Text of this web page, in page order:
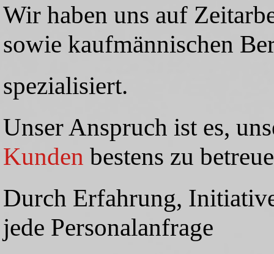
Wir haben uns auf
sowie kaufmännischen
spezialisiert.
Unser Anspruch ist es,
Kunden bestens zu
Durch Erfahrung,
jede Personalanfrage